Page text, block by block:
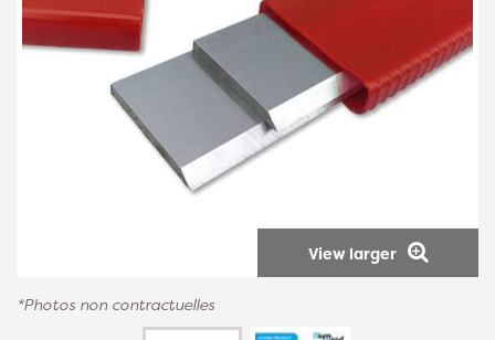
View larger
*Photos non contractuelles